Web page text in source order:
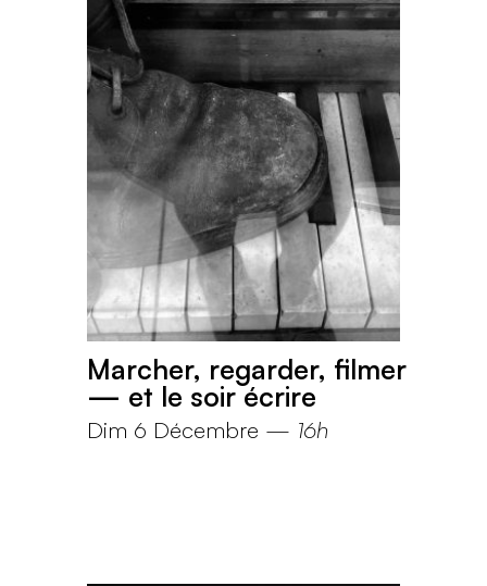
Marcher, regarder, filmer
— et le soir écrire
Dim 6 Décembre — 16h